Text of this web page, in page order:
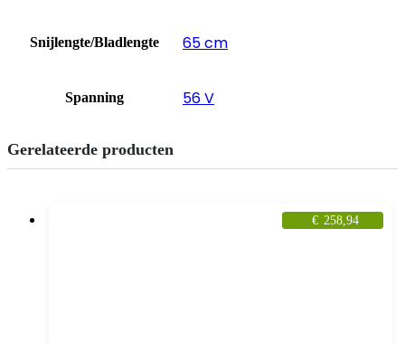
Snijlengte/Bladlengte 65 cm
Spanning 56 V
Gerelateerde producten
€ 258,94